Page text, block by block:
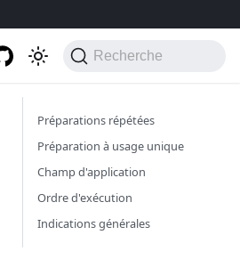
Recherche
Préparations répétées
Préparation à usage unique
Champ d'application
Ordre d'exécution
Indications générales